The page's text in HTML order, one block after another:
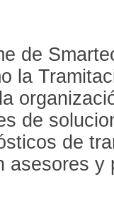
de
la
de
de
asesores y